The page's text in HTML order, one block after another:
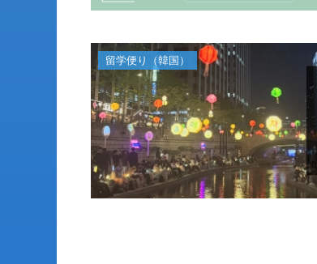
留学便り（韓国）